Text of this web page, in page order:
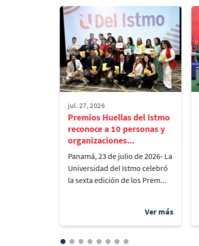
jul. 27, 2026
Premios Huellas del Istmo
reconoce a 10 personas y
organizaciones...
Panamá, 23 de julio de 2026- La
Universidad del Istmo celebró
la sexta edición de los Prem...